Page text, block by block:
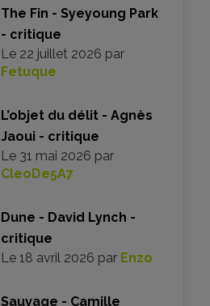
The Fin - Syeyoung Park
- critique
Le 22 juillet 2026 par
Fetuque
L’objet du délit - Agnès
Jaoui - critique
Le 31 mai 2026 par
CleoDe5A7
Dune - David Lynch -
critique
Le 18 avril 2026 par Enzo
Sauvage - Camille